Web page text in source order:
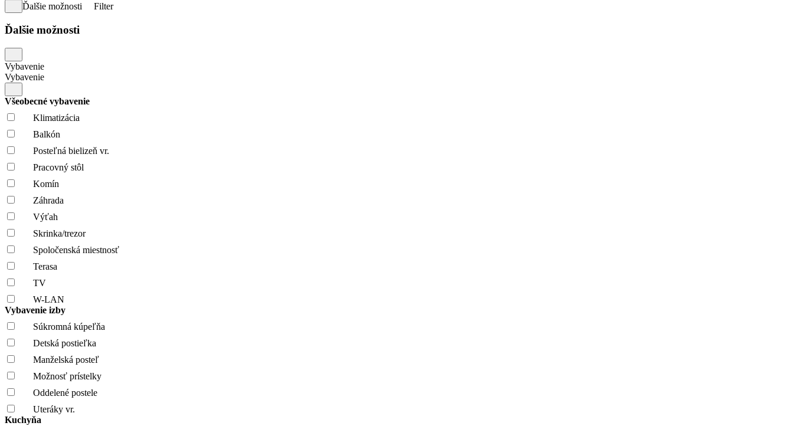
Ďalšie možnosti
Filter
Ďalšie možnosti
Vybavenie
Vybavenie
Všeobecné vybavenie
Klimatizácia
Balkón
Posteľná bielizeň vr.
Pracovný stôl
Komín
Záhrada
Výťah
Skrinka/trezor
Spoločenská miestnosť
Terasa
TV
W-LAN
Vybavenie izby
Súkromná kúpeľňa
Detská postieľka
Manželská posteľ
Možnosť prístelky
Oddelené postele
Uteráky vr.
Kuchyňa